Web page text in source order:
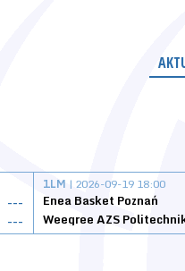
---
---
1LM | 2026-09-19 18:00
Enea Basket Poznań